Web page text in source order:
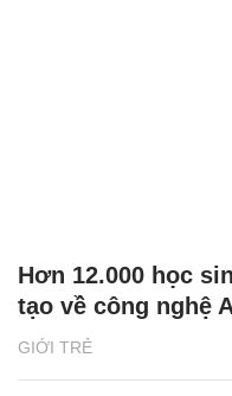
GIỚI TRẺ
Hơn 12.000 học
tạo về công nghệ